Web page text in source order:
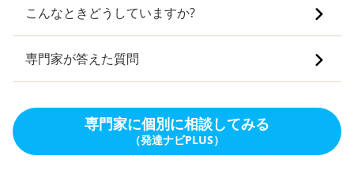
こんなときどうしていますか?
専門家が答えた質問
専門家に個別に相談してみる
（発達ナビPLUS）